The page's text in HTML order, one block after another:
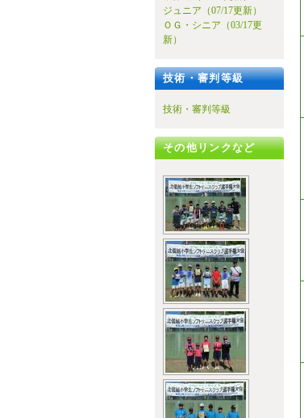
ジュニア（07/17更新）
ＯＧ・シニア（03/17更
新）
技術・審判等級
技術・審判等級
その他リンクなど